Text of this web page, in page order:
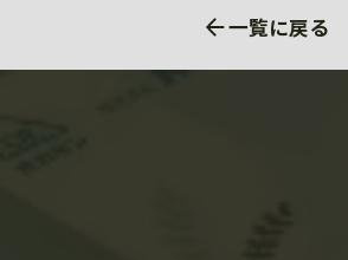
一覧に戻る